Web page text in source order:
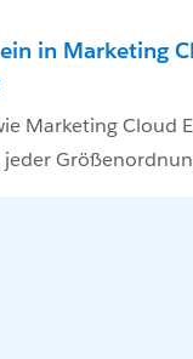
in Marketing
Marketing Cloud